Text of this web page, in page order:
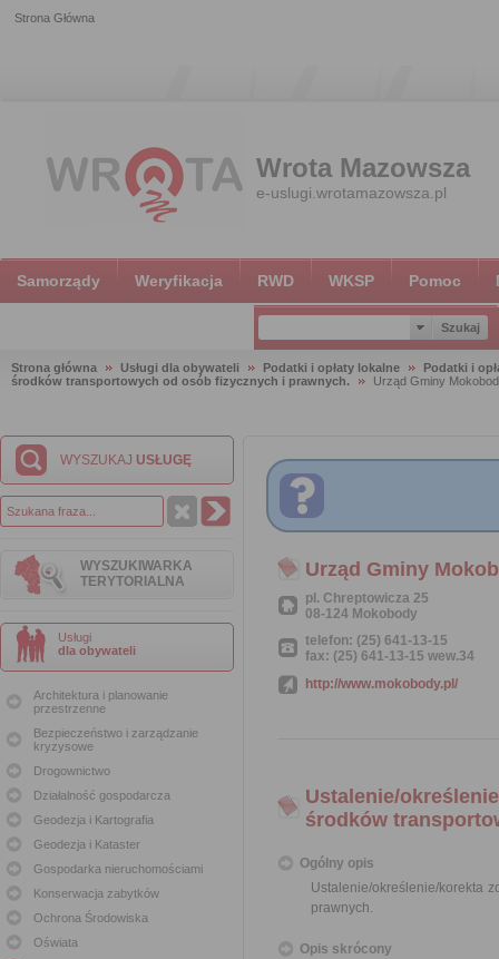
Strona Główna
Wrota Mazowsza
e-uslugi.wrotamazowsza.pl
Samorządy Weryfikacja RWD WKSP Pomoc
Strona główna Usługi dla obywateli Podatki i opłaty lokalne
Podatki i
środków transportowych od osób fizycznych i prawnych.
Urząd Gminy
WYSZUKAJ USŁUGĘ
WYSZUKIWARKA
TERYTORIALNA
Usługi
dla obywateli
Architektura i planowanie
przestrzenne
Bezpieczeństwo i zarządzanie
kryzysowe
Drogownictwo
Działalność gospodarcza
Geodezja i Kartografia
Geodezja i Kataster
Gospodarka nieruchomościami
Konserwacja zabytków
Ochrona Środowiska
Oświata
Urząd Gminy
pl. Chreptowicza 25
08-124 Mokobody
telefon: (25) 641-13-15
fax: (25) 641-13-15 wew.34
http://www.mokobody.pl/
Ustalenie/
środków
Ogólny opis
Ustalenie/określenie/korekta
prawnych.
Opis skrócony